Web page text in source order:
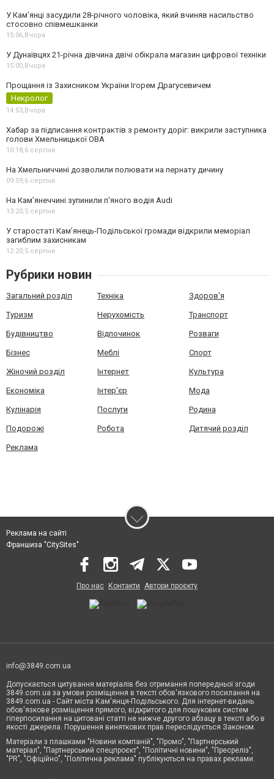
У Камʼянці засудили 28-річного чоловіка, який вчиняв насильство
стосовно співмешканки
15:06,Вчора
У Дунаївцях 21-річна дівчина двічі обікрала магазин цифрової техніки
15:00,Вчора
Прощання із Захисником України Ігорем Драгусевичем
Некролог
14:53,Вчора
Хабар за підписання контрактів з ремонту доріг: викрили заступника
голови Хмельницької ОВА
10:18,6 серпня
На Хмельниччині дозволили полювати на пернату дичину
09:59,6 серпня
На Камʼянеччині зупинили п'яного водія Audi
13:20,5 серпня
У старостаті Кам’янець-Подільської громади відкрили меморіал
загиблим захисникам
12:20,5 серпня
Рубрики новин
Загальний розділ Техніка Здоров'я
Туризм Нерухомість Транспорт
Будівництво Відпочинок Розваги
Бізнес Меблі Спорт
Жіночий розділ Інтернет Культура
Економіка Інтер'єр Мода
Кулінарія Послуги Родина
Подорожі Робота Дитячий розділ
Реклама
Реклама на сайті
Франшиза "CitySites"
Про нас Контакти Автори проєкту
info@3849.com.ua
Допускається цитування матеріалів без отримання попередньої згоди
3849.com.ua за умови розміщення в тексті обов'язкового посилання на
3849.com.ua - Сайт міста Кам'янця-Подільського. Для інтернет-видань
обов'язкове розміщення прямого, відкритого для пошукових систем
гіперпосилання на цитовані статті не нижче другого абзацу в тексті або в
якості джерела. Порушення виняткових прав переслідується Законом.
Матеріали з плашками "Новини компаній", "Промо", "Партнерський
матеріал", "Партнерський спецпроєкт", "Політичні новини", "Пресреліз",
"PR", "Офіційно", "Політична реклама" публікуються на правах реклами.